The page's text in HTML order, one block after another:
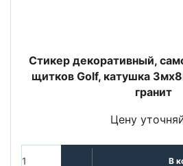
Стикер декоративный,
щитков Golf, катушка
гранит
Цену
В